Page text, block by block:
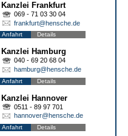
Kanzlei Frankfurt
069 - 71 03 30 04
frankfurt@hensche.de
Anfahrt Details
Kanzlei Hamburg
040 - 69 20 68 04
hamburg@hensche.de
Anfahrt Details
Kanzlei Hannover
0511 - 89 97 701
hannover@hensche.de
Anfahrt Details